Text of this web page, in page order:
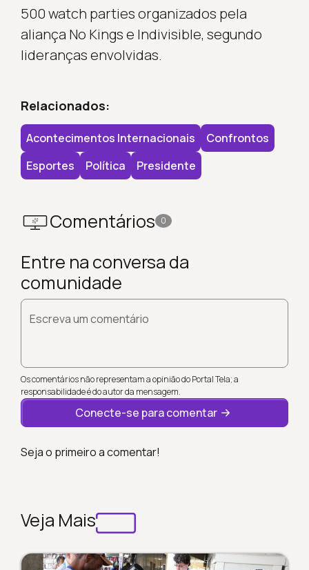
500 watch parties organizados pela
aliança No Kings e Indivisible, segundo
lideranças envolvidas.
Relacionados:
Acontecimentos Internacionais
Confrontos
Esportes
Política Presidente
Comentários 0
Entre na conversa da
comunidade
Escreva um comentário
Os comentários não representam a opinião do Portal Tela; a
responsabilidade é do autor da mensagem.
Conecte-se para comentar
Seja o primeiro a comentar!
Veja Mais